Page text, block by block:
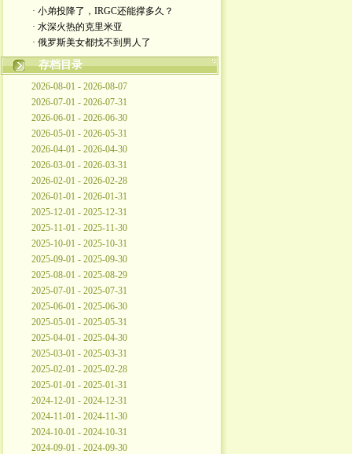
· 小弟投降了，IRGC还能撑多久？
· 水深火热的克里米亚
· 俄罗斯美女都找不到男人了
存档目录
2026-08-01 - 2026-08-07
2026-07-01 - 2026-07-31
2026-06-01 - 2026-06-30
2026-05-01 - 2026-05-31
2026-04-01 - 2026-04-30
2026-03-01 - 2026-03-31
2026-02-01 - 2026-02-28
2026-01-01 - 2026-01-31
2025-12-01 - 2025-12-31
2025-11-01 - 2025-11-30
2025-10-01 - 2025-10-31
2025-09-01 - 2025-09-30
2025-08-01 - 2025-08-29
2025-07-01 - 2025-07-31
2025-06-01 - 2025-06-30
2025-05-01 - 2025-05-31
2025-04-01 - 2025-04-30
2025-03-01 - 2025-03-31
2025-02-01 - 2025-02-28
2025-01-01 - 2025-01-31
2024-12-01 - 2024-12-31
2024-11-01 - 2024-11-30
2024-10-01 - 2024-10-31
2024-09-01 - 2024-09-30